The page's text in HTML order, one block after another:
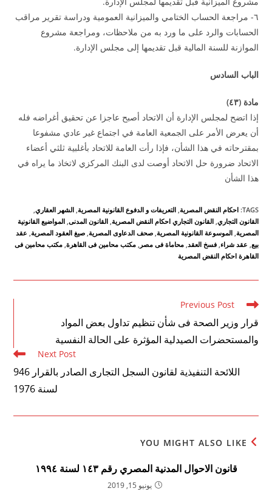
٦- مراجعة الحساب الختامي والميزانية العمومية ودراسة تقرير مراقب
الحسابات والرد على ما ورد به من ملاحظات، ومراجعة مشروع
الموازنة للسنة المالية قبل تقديمها إلى مجلس الإدارة.
الباب السادس
مادة (٤۳ )
إذا اتضح لمجلس الإدارة أن الاتحاد أصبح عاجزا عن تحقيق أغراضه فله
أن يعرض الأمر على الجمعية العامة في اجتماع غير عادي مشفوعا
بمقترحاته في هذا الشأن، فإذا رأت العامة للاتحاد بأغلبية ثلثي أعضاء
الاتحاد ضرورة حل الاتحاد أوصت لدى البنك المركزي لاتخاذ ما يراه في
هذا الشأن
TAGS
:احكام النقض المصرية, التعريفات و الدفوع القانونية المصرية, الشهر العقاري,
القانون التجاري, القانون التجاري احكام النقض المصرية, القانون المدنى, المواضيع القانونية
المصرية, الموسوعة القانونية المصرية, صحف الدعاوى المصرية, صيغ العقود المصرية, عقد
بيع, عقد شراء, فسخ العقد, محاماة فى مصر , مكتب محامين فى القاهرة, مكتب محامين فى
القاهرة احكام النقض المصرية
Read
more
articles
Previous Post
قرار وزير الصحة فى شأن تنظيم تداول بعض المواد
والمستحضرات الصيدلية المؤثرة على الحالة النفسية
Next Post
اللائحة التنفيذية لقانون السجل التجارى الصادر بالقرار 946
لسنة 1976
YOU MIGHT ALSO LIKE
قانون الاحوال المدنية المصري رقم ۱٤۳ لسنة ۱۹۹٤
يونيو 15, 2019